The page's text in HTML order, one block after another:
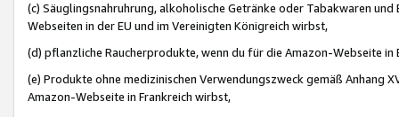
(c) Säuglingsnahruhrung, alkoholische Getränke oder Tabakwaren
Webseiten in der EU und im Vereinigten Königreich wirbst,
(d) pflanzliche Raucherprodukte, wenn du für die Amazon-Webseite in
(e) Produkte ohne medizinischen Verwendungszweck gemäß Anhang
Amazon-Webseite in Frankreich wirbst,